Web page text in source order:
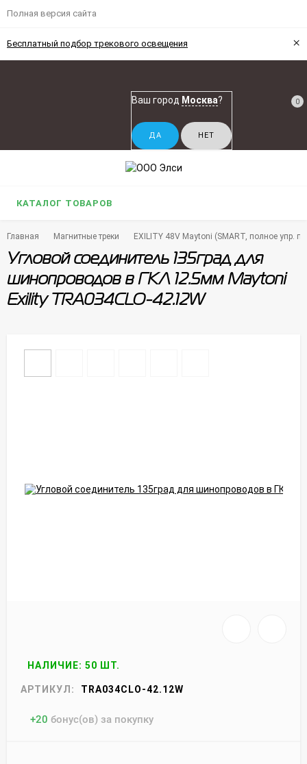
Полная версия сайта
Бесплатный подбор трекового освещения ×
Ваш город Москва? 0
КАТАЛОГ ТОВАРОВ
Главная Магнитные треки EXILITY 48V Maytoni (SMART, полное упр.
Угловой соединитель 135град для
шинопроводов в ГКЛ 12.5мм Maytoni
Exility TRA034CLO-42.12W
НАЛИЧИЕ: 50 ШТ.
АРТИКУЛ: TRA034CLO-42.12W
+20 бонус(ов) за покупку